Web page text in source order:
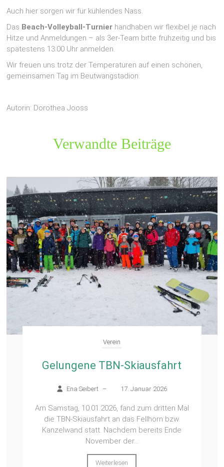
Auch hier sorgen wir für kühlendes Nass.
Das Beach-Volleyball-Turnier handhaben wir flexibel je nach
Hitze und Anmeldungen – als 3er-Team bitte frühzeitig und bis
spätestens 13:00 Uhr anmelden.
Wir freuen uns trotz der Temperaturen auf einen schönen,
gemeinsamen Tag im Beutwangstadion.
Autorin: Dorothea Jooss
Verwandte Beiträge
Verein
Gelungene TBN-Skiausfahrt
Ena Seibert – 17. Januar 2026
Am Samstag, 10.01.2026, fand zum dritten Mal
die TBN-Skiausfahrt an das Fellhorn bzw.
Kanzelwand statt. Nachdem bereits Ende
November der...
Weiterlesen